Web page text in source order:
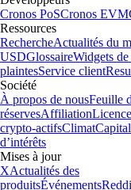
Cronos PoSCronos EVM
Ressources
RechercheActualités du
USDGlossaireWidgets
plaintesService client
Société
À propos de nousFeuille
réservesAffiliation
crypto-actifsClimatCapital
d’intérêts
Mises à jour
XActualités des
produitsÉvénements